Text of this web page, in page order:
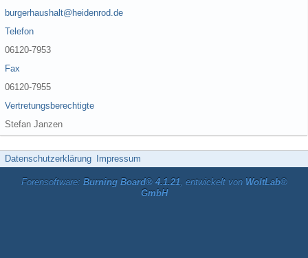
burgerhaushalt@heidenrod.de
Telefon
06120-7953
Fax
06120-7955
Vertretungsberechtigte
Stefan Janzen
Datenschutzerklärung Impressum
Forensoftware: Burning Board® 4.1.21, entwickelt von WoltLab®
GmbH